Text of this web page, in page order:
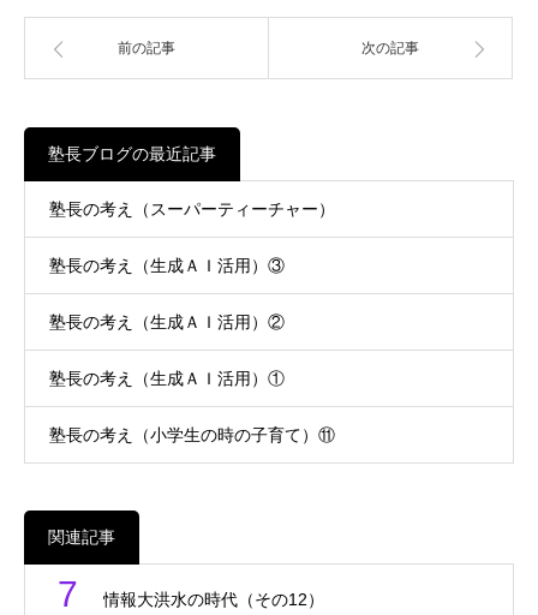
前の記事 次の記事
塾長ブログの最近記事
塾長の考え（スーパーティーチャー）
塾長の考え（生成ＡＩ活用）③
塾長の考え（生成ＡＩ活用）②
塾長の考え（生成ＡＩ活用）①
塾長の考え（小学生の時の子育て）⑪
関連記事
7 情報大洪水の時代（その12）